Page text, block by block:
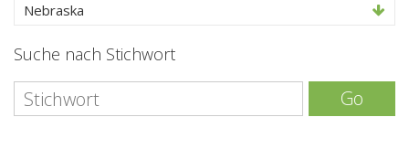
Nebraska
Suche nach Stichwort
Go